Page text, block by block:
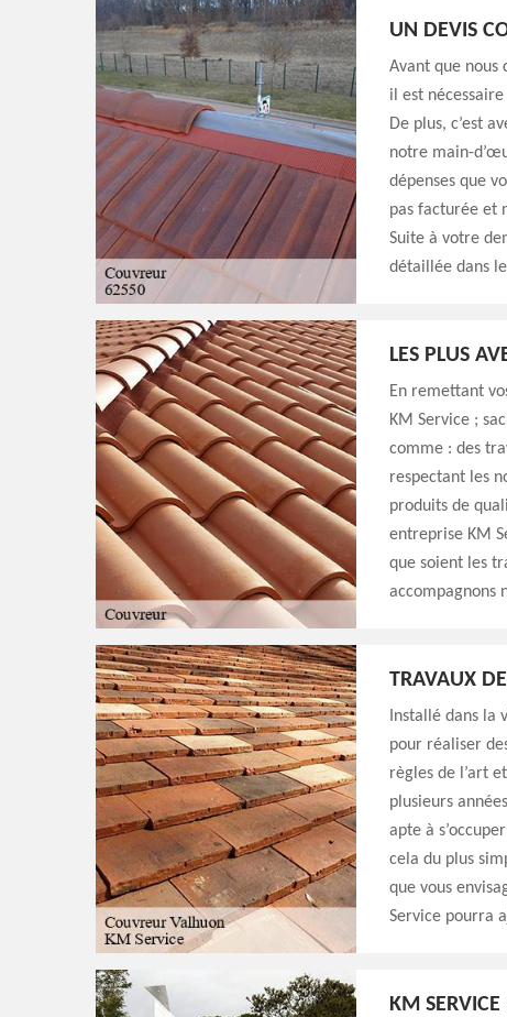
UN DEVIS
Avant que nous
il est
De plus, c’est
notre main-
dépenses que
pas facturée et
Suite à votre
détaillée dans
LES PLUS
En remettant
KM Service ;
comme : des
respectant les
produits de
entreprise KM
que soient les
accompagnons
TRAVAUX
Installé dans la
pour réaliser
règles de l’art
plusieurs
apte à
cela du plus
que vous
Service pourra
KM